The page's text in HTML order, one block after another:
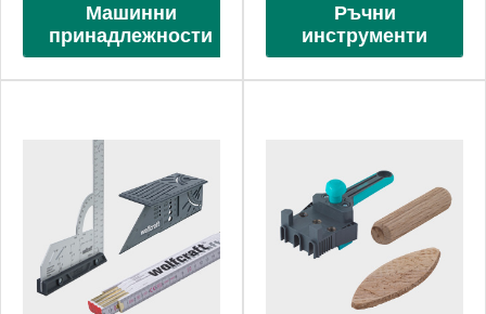
Машинни
принадлежности
Ръчни
инструменти